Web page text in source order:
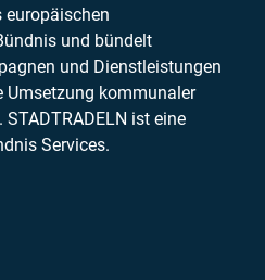
europäischen
und bündelt
und Dienstleistungen
Umsetzung kommunaler
ist eine
Services.